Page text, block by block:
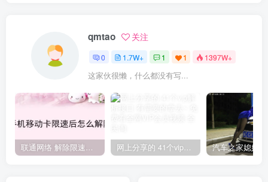
qmtao 关注
0 1.7W+ 1 1 1397W+
这家伙很懒，什么都没有写...
联通网络 解除限速方法参考！畅享、畅玩、老白干等及其它地区自测了 网上分享的 41个vip解析接口 有需要的拿去~ 免费看全网VIP会员视频